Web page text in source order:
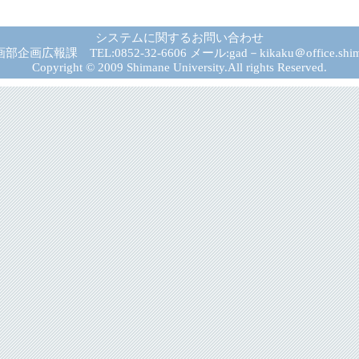
システムに関するお問い合わせ
部企画広報課 TEL:0852-32-6606 メール:gad－kikaku＠
Copyright © 2009 Shimane University.All rights Reserved.